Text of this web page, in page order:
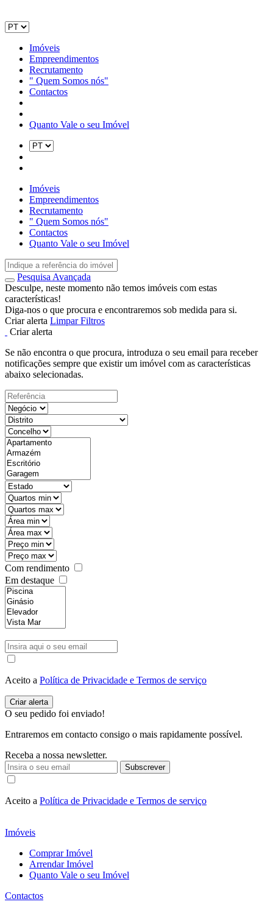
Imóveis
Empreendimentos
Recrutamento
" Quem Somos nós"
Contactos
Quanto Vale o seu Imóvel
Imóveis
Empreendimentos
Recrutamento
" Quem Somos nós"
Contactos
Quanto Vale o seu Imóvel
Pesquisa Avançada
Desculpe, neste momento não temos imóveis com estas
características!
Diga-nos o que procura e encontraremos sob medida para si.
Criar alerta Limpar Filtros
Criar alerta
Se não encontra o que procura, introduza o seu email para receber
notificações sempre que existir um imóvel com as características
abaixo selecionadas.
Com rendimento
Em destaque
Aceito a Política de Privacidade e Termos de serviço
O seu pedido foi enviado!
Entraremos em contacto consigo o mais rapidamente possível.
Receba a nossa newsletter.
Subscrever
Aceito a Política de Privacidade e Termos de serviço
Imóveis
Comprar Imóvel
Arrendar Imóvel
Quanto Vale o seu Imóvel
Contactos